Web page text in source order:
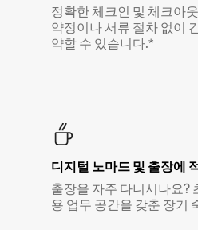
정확한 체크인 및 체크아
약정이나 서류 절차 없이
약할 수 있습니다.*
디지털 노마드 및 출장에
출장을 자주 다니시나요?
용 업무 공간을 갖춘 장기